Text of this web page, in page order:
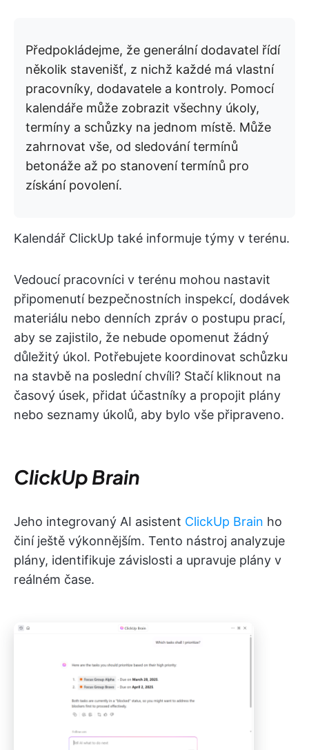
Předpokládejme, že generální dodavatel řídí
několik stavenišť, z nichž každé má vlastní
pracovníky, dodavatele a kontroly. Pomocí
kalendáře může zobrazit všechny úkoly,
termíny a schůzky na jednom místě. Může
zahrnovat vše, od sledování termínů
betonáže až po stanovení termínů pro
získání povolení.
Kalendář ClickUp také informuje týmy v terénu.
Vedoucí pracovníci v terénu mohou nastavit
připomenutí bezpečnostních inspekcí, dodávek
materiálu nebo denních zpráv o postupu prací,
aby se zajistilo, že nebude opomenut žádný
důležitý úkol. Potřebujete koordinovat schůzku
na stavbě na poslední chvíli? Stačí kliknout na
časový úsek, přidat účastníky a propojit plány
nebo seznamy úkolů, aby bylo vše připraveno.
ClickUp Brain
Jeho integrovaný AI asistent ClickUp Brain ho
činí ještě výkonnějším. Tento nástroj analyzuje
plány, identifikuje závislosti a upravuje plány v
reálném čase.